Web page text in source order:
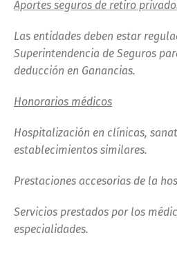
Aportes seguros de retiro
Las entidades deben estar
Superintendencia de Seguros
deducción en Ganancias.
Honorarios médicos
Hospitalización en clínicas,
establecimientos similares.
Prestaciones accesorias de la
Servicios prestados por los
especialidades.